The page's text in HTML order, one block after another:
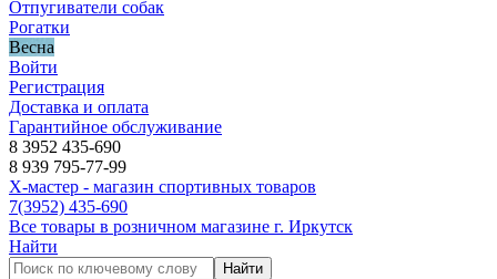
Отпугиватели собак
Рогатки
Весна
Войти
Регистрация
Доставка и оплата
Гарантийное обслуживание
8 3952 435-690
8 939 795-77-99
Х-мастер - магазин спортивных товаров
7(3952) 435-690
Все товары в розничном магазине г. Иркутск
Найти
Найти